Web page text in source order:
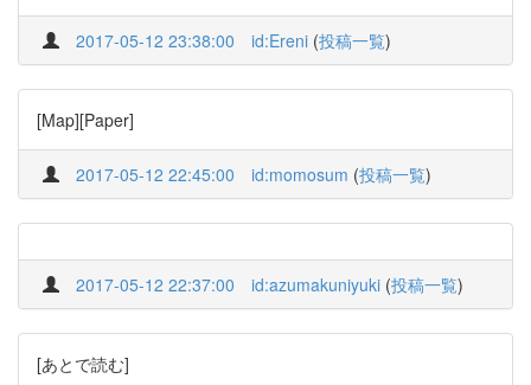
2017-05-12 23:38:00 id:Ereni (投稿一覧)
[Map][Paper]
2017-05-12 22:45:00 id:momosum (投稿一覧)
2017-05-12 22:37:00 id:azumakuniyuki (投稿一覧)
[あとで読む]